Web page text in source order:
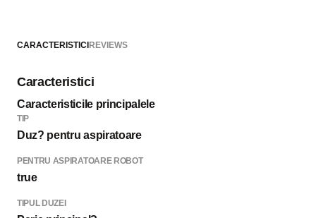
CARACTERISTICIREVIEWS
Caracteristici
Caracteristicile principalele
TIP
Duz? pentru aspiratoare
PENTRU ASPIRATOARE ROBOT
true
TIPUL DUZEI